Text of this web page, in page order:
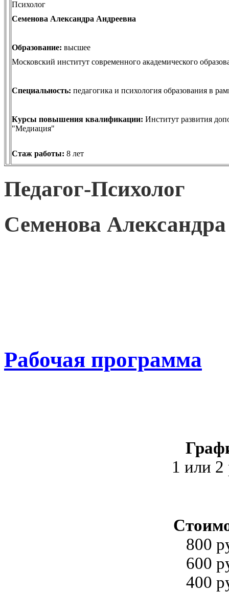
Психолог
Семенова Александра Андреевна
Образование: высшее
Московский институт современного академического
Специальность: педагогика и психология образования в
Курсы повышения квалификации: Институт развития
"Медиация"
Стаж работы: 8 лет
Педагог-Психолог
Семенова
Рабочая программа
1 или 2
800
600
400